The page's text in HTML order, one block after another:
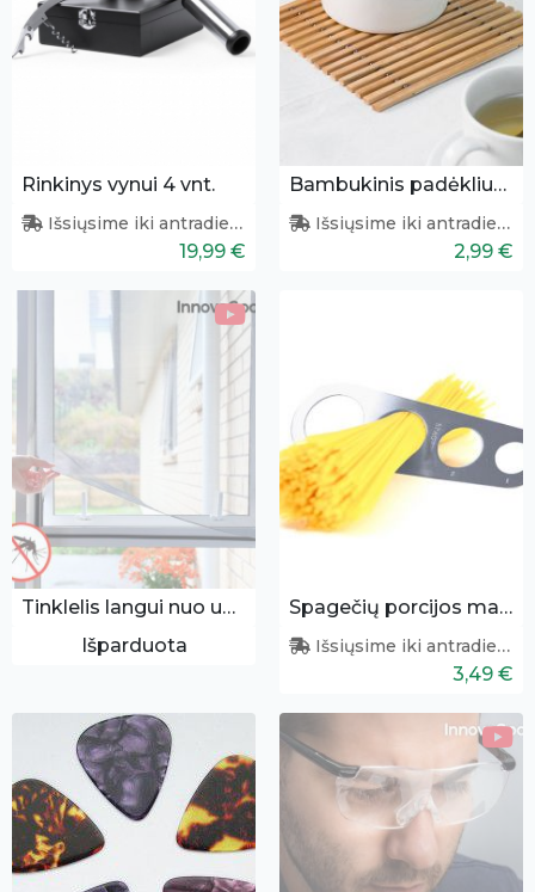
Rinkinys vynui 4 vnt.
Išsiųsime iki antradienio
19,99 €
Bambukinis padėkliukas
Išsiųsime iki antradienio
2,99 €
Tinklelis langui nuo uodų
Išparduota
Spagečių porcijos matuoklis
Išsiųsime iki antradienio
3,49 €